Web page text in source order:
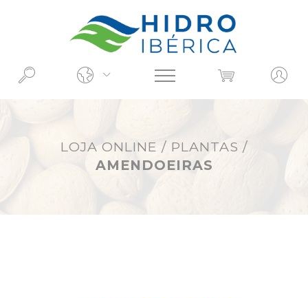
LOJA ONLINE / PLANTAS /
AMENDOEIRAS
O QUE PROCURA?